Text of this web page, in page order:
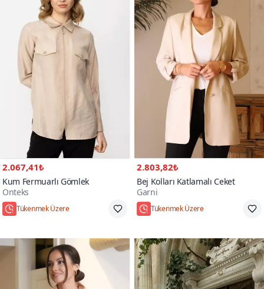
2.067,41₺
Kum Fermuarlı Gömlek
Onteks
Tükenmek Üzere
2.803,82₺
Bej Kolları Katlamalı Ceket
Garni
Tükenmek Üzere